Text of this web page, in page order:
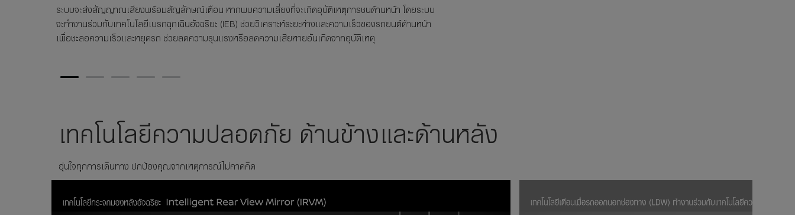
ระบบจะส่งสัญญาณเสียงพร้อมสัญลักษณ์เตือน หากพบความเสี่ยงที่จะเกิดอุบัติเหตุการชนด้านหน้า โดยระบบ
จะทำงานร่วมกับเทคโนโลยีเบรกฉุกเฉินอัจฉริยะ (IEB) ช่วยวิเคราะห์ระยะห่างและความเร็วของรถยนต์ด้านหน้า
เพื่อชะลอความเร็วและหยุดรถ ช่วยลดความรุนแรงหรือลดความเสียหายอันเกิดจากอุบัติเหตุ
1 2 3 4 5
เทคโนโลยีความปลอดภัย ด้านข้างและด้านหลัง
อุ่นใจทุกการเดินทาง ปกป้องคุณจากเหตุการณ์ไม่คาดคิด